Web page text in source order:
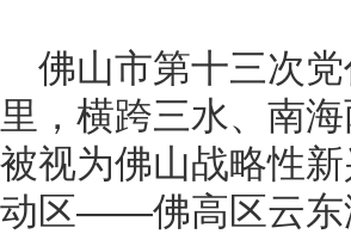
佛山市第十三次
里，横跨三水、南
被视为佛山战略性
动区——佛高区云东